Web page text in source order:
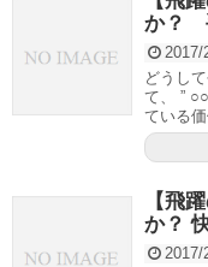
か？
2017/
どうし
て、 ”
ている価
【飛
か？
2017/